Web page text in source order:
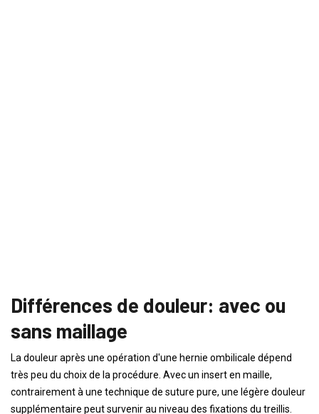
Différences de douleur: avec ou
sans maillage
La douleur après une opération d'une hernie ombilicale dépend
très peu du choix de la procédure. Avec un insert en maille,
contrairement à une technique de suture pure, une légère douleur
supplémentaire peut survenir au niveau des fixations du treillis.